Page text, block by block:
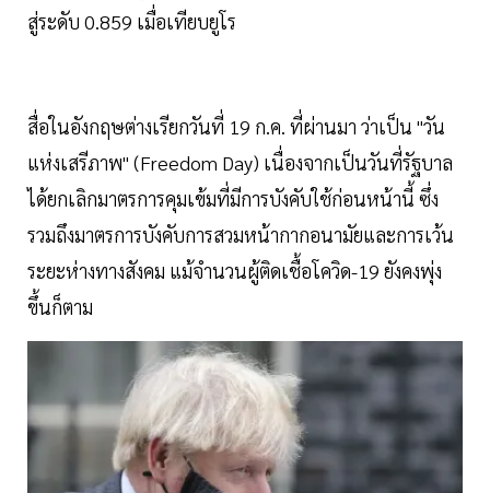
สู่ระดับ 0.859 เมื่อเทียบยูโร
สื่อในอังกฤษต่างเรียกวันที่ 19 ก.ค. ที่ผ่านมา ว่าเป็น "วัน
แห่งเสรีภาพ" (Freedom Day) เนื่องจากเป็นวันที่รัฐบาล
ได้ยกเลิกมาตรการคุมเข้มที่มีการบังคับใช้ก่อนหน้านี้ ซึ่ง
รวมถึงมาตรการบังคับการสวมหน้ากากอนามัยและการเว้น
ระยะห่างทางสังคม แม้จำนวนผู้ติดเชื้อโควิด-19 ยังคงพุ่ง
ขึ้นก็ตาม